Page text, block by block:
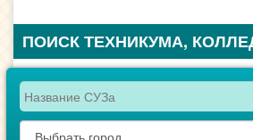
ПОИСК ТЕХНИКУМА,